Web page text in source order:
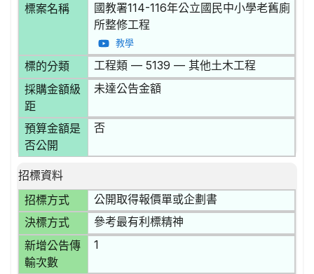
標案名稱
國教署114-116年公立國民中小學老舊廁
所整修工程
教學
標的分類 工程類 — 5139 — 其他土木工程
採購金額級
距
未達公告金額
預算金額是
否公開
否
招標資料
招標方式
公開取得報價單或企劃書
決標方式 參考最有利標精神
新增公告傳
輸次數
1